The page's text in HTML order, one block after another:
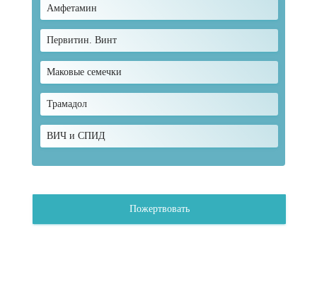
Амфетамин
Первитин. Винт
Маковые семечки
Трамадол
ВИЧ и СПИД
Пожертвовать